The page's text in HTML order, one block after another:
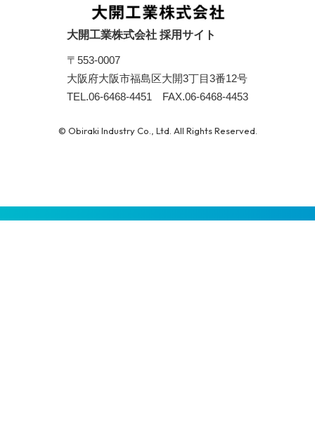
大開工業株式会社 採用サイト
〒553-0007
大阪府大阪市福島区大開3丁目3番12号
TEL.06-6468-4451 FAX.06-6468-4453
© Obiraki Industry Co., Ltd. All Rights Reserved.